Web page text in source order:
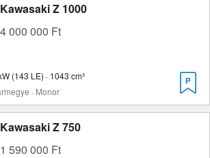
Kawasaki Z 1000
4 000 000 Ft
(143 LE) · 1043 cm³
· Monor
Kawasaki Z 750
1 590 000 Ft